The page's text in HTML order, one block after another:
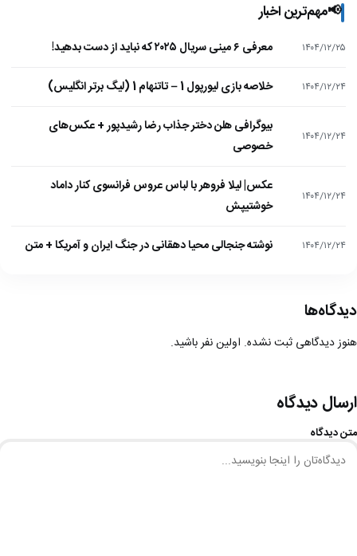
📢مهم‌ترین اخبار
۱۴۰۴/۱۲/۲۵ معرفی ۶ مینی سریال ۲۰۲۵ که نباید از دست بدهید!
۱۴۰۴/۱۲/۲۴ خلاصه بازی لیورپول 1 – تاتنهام 1 (لیگ برتر انگلیس)
۱۴۰۴/۱۲/۲۴
بیوگرافی هلن دختر جذاب رضا رشیدپور + عکس‌های
خصوصی
۱۴۰۴/۱۲/۲۴
عکس| لیلا فروهر با لباس عروس فرانسوی کنار داماد
خوشتیپش
۱۴۰۴/۱۲/۲۴ نوشته جنجالی محیا دهقانی در جنگ ایران و آمریکا + متن
دیدگاه‌ها
هنوز دیدگاهی ثبت نشده. اولین نفر باشید.
ارسال دیدگاه
متن دیدگاه